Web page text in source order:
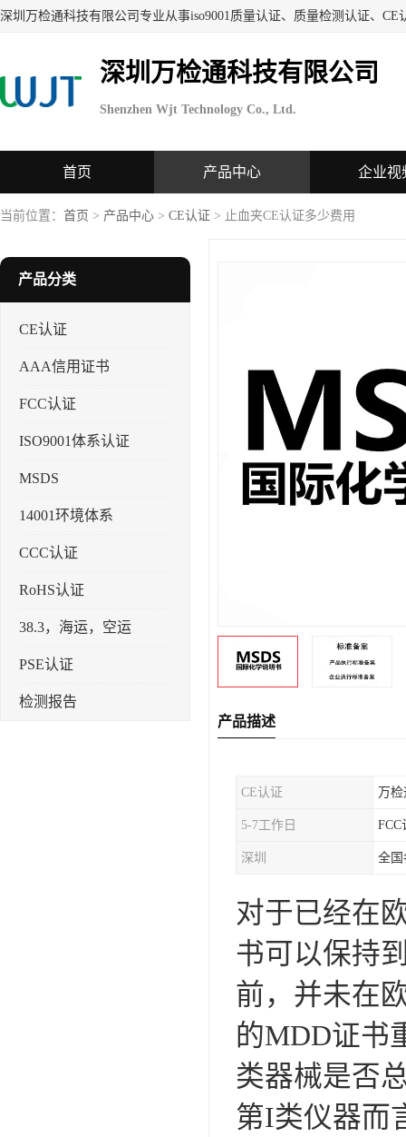
深圳万检通科技有限公司
Shenzhen Wjt Technology Co., Ltd.
首页 产品中心 企业视
当前位置： 首页 > 产品中心 > CE认证 > 止血夹CE认证多少费用
产品分类
CE认证
AAA信用证书
FCC认证
ISO9001体系认证
MSDS
14001环境体系
CCC认证
RoHS认证
38.3，海运，空运
PSE认证
检测报告
产品描述
CE认证 万检
5-7工作日 FCC
深圳 全国
对于已经在
书可以保持
前，并未在
的MDD证书
类器械是否
第I类仪器而